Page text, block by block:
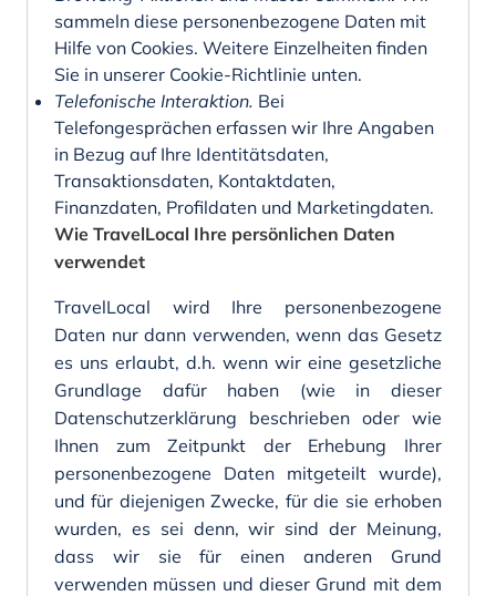
sammeln diese personenbezogene Daten mit
Hilfe von Cookies. Weitere Einzelheiten finden
Sie in unserer Cookie-Richtlinie unten.
Telefonische Interaktion. Bei
Telefongesprächen erfassen wir Ihre Angaben
in Bezug auf Ihre Identitätsdaten,
Transaktionsdaten, Kontaktdaten,
Finanzdaten, Profildaten und Marketingdaten.
Wie TravelLocal Ihre persönlichen Daten
verwendet
TravelLocal wird Ihre personenbezogene
Daten nur dann verwenden, wenn das Gesetz
es uns erlaubt, d.h. wenn wir eine gesetzliche
Grundlage dafür haben (wie in dieser
Datenschutzerklärung beschrieben oder wie
Ihnen zum Zeitpunkt der Erhebung Ihrer
personenbezogene Daten mitgeteilt wurde),
und für diejenigen Zwecke, für die sie erhoben
wurden, es sei denn, wir sind der Meinung,
dass wir sie für einen anderen Grund
verwenden müssen und dieser Grund mit dem